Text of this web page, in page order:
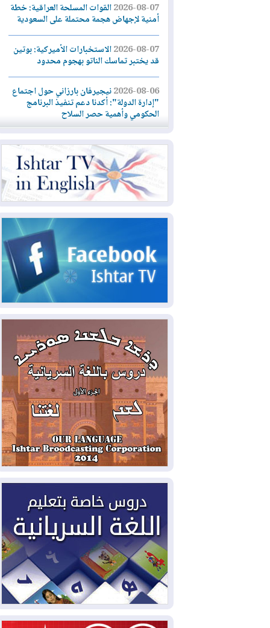
2026-08-07القوات المسلحة العراقية: خطة
أمنية لإجهاض هجمة محتملة على السعودية
2026-08-07الاستخبارات الأميركية: بوتين
قد يختبر تماسك الناتو بهجوم محدود
2026-08-06نيجيرفان بارزاني حول اجتماع
"إدارة الدولة": أكدنا دعم تنفيذ البرنامج
الحكومي وأهمية حصر السلاح
2026-08-06ائتلاف ادارة الدولة: من
يقومون بسلوك يهدد امن البلاد خارجون عن
القانون يجب محاربتهم
2026-08-06بعد هجومين قرب باب المندب..
الأحمر
2026-08-06مئات القاصرين بلا مأوى.. أزمة
سبتة تتصاعد وتضغط على مدريد
لمدة عام.. بدء توريد 100
مليون قدم مكعب يومياً من غاز كورمور في
إقليم كوردستان إلى وزارة الكهرباء العراقية
2026-08-05
15كارثة بيئية ومناخية ترسم
ملامح أخطر التحديات التي تواجه العراق
اليوم
2026-08-05
حرائق فرنسا.. توقيف 402
شخص بينهم 156 قاصرا منذ بداية موسم
الحرائق
2026-08-04سومو: إنتاج النفط في إقليم
كوردستان انخفض إلى أقل من 10%
ملفات حقبة الكاظمي تعود إلى
الواجهة.. أنباء عن مراجعات قضائية
وتحقيقات أوسع في قضايا فساد
2026-08-04بيترو يشكو تزوير الانتخابات
الرئاسية ويحذر من "حرب أهلية" في
كولومبيا
2026-08-03رئيس إقليم كوردستان في